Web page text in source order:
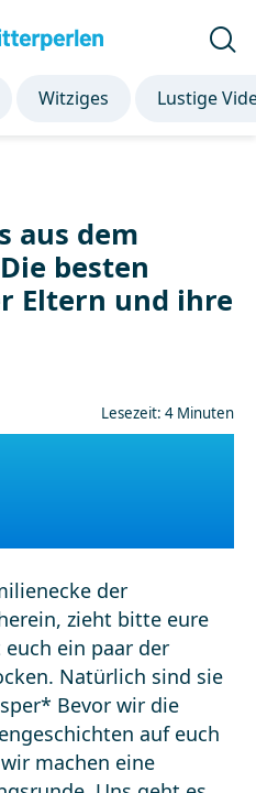
Witziges Lustige
aus dem
besten
Eltern und ihre
Lesezeit: 4 Minuten
der
zieht bitte eure
ein paar der
Natürlich sind sie
Bevor wir die
auf euch
machen eine